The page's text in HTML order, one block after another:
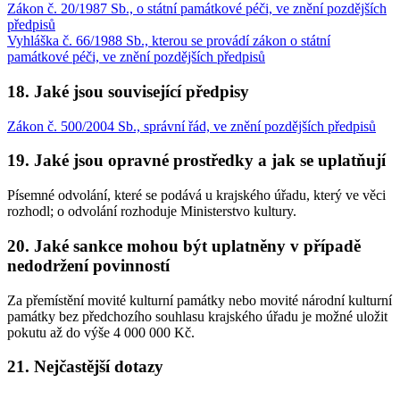
Zákon č. 20/1987 Sb., o státní památkové péči, ve znění pozdějších
předpisů
Vyhláška č. 66/1988 Sb., kterou se provádí zákon o státní
památkové péči, ve znění pozdějších předpisů
18. Jaké jsou související předpisy
Zákon č. 500/2004 Sb., správní řád, ve znění pozdějších předpisů
19. Jaké jsou opravné prostředky a jak se uplatňují
Písemné odvolání, které se podává u krajského úřadu, který ve věci
rozhodl; o odvolání rozhoduje Ministerstvo kultury.
20. Jaké sankce mohou být uplatněny v případě
nedodržení povinností
Za přemístění movité kulturní památky nebo movité národní kulturní
památky bez předchozího souhlasu krajského úřadu je možné uložit
pokutu až do výše 4 000 000 Kč.
21. Nejčastější dotazy